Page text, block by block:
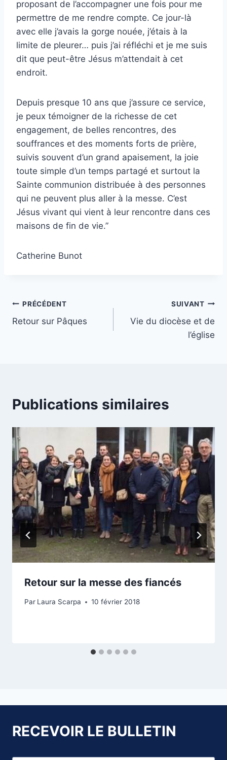
proposant de l’accompagner une fois pour me
permettre de me rendre compte. Ce jour-là
avec elle j’avais la gorge nouée, j’étais à la
limite de pleurer… puis j’ai réfléchi et je me suis
dit que peut-être Jésus m’attendait à cet
endroit.
Depuis presque 10 ans que j’assure ce service,
je peux témoigner de la richesse de cet
engagement, de belles rencontres, des
souffrances et des moments forts de prière,
suivis souvent d’un grand apaisement, la joie
toute simple d’un temps partagé et surtout la
Sainte communion distribuée à des personnes
qui ne peuvent plus aller à la messe. C’est
Jésus vivant qui vient à leur rencontre dans ces
maisons de fin de vie.”
Catherine Bunot
Navigation
de
PRÉCÉDENT
Retour sur Pâques
SUIVANT
Vie du diocèse et de
l’église
Publications similaires
Retour sur la messe des fiancés
Par Laura Scarpa 10 février 2018
RECEVOIR LE BULLETIN